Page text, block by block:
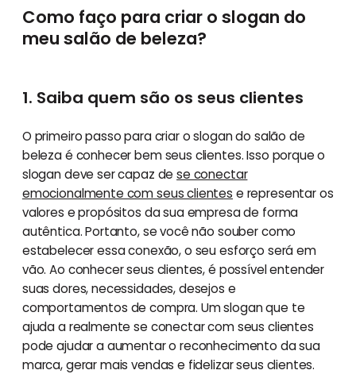
Como faço para criar o slogan do
meu salão de beleza?
1. Saiba quem são os seus clientes
O primeiro passo para criar o slogan do salão de
beleza é conhecer bem seus clientes. Isso porque o
slogan deve ser capaz dese conectar
emocionalmente com seus clientes e representar os
valores e propósitos da sua empresa de forma
autêntica. Portanto, se você não souber como
estabelecer essa conexão, o seu esforço será em
vão. Ao conhecer seus clientes, é possível entender
suas dores, necessidades, desejos e
comportamentos de compra. Um slogan que te
ajuda a realmente se conectar com seus clientes
pode ajudar a aumentar o reconhecimento da sua
marca, gerar mais vendas e fidelizar seus clientes.